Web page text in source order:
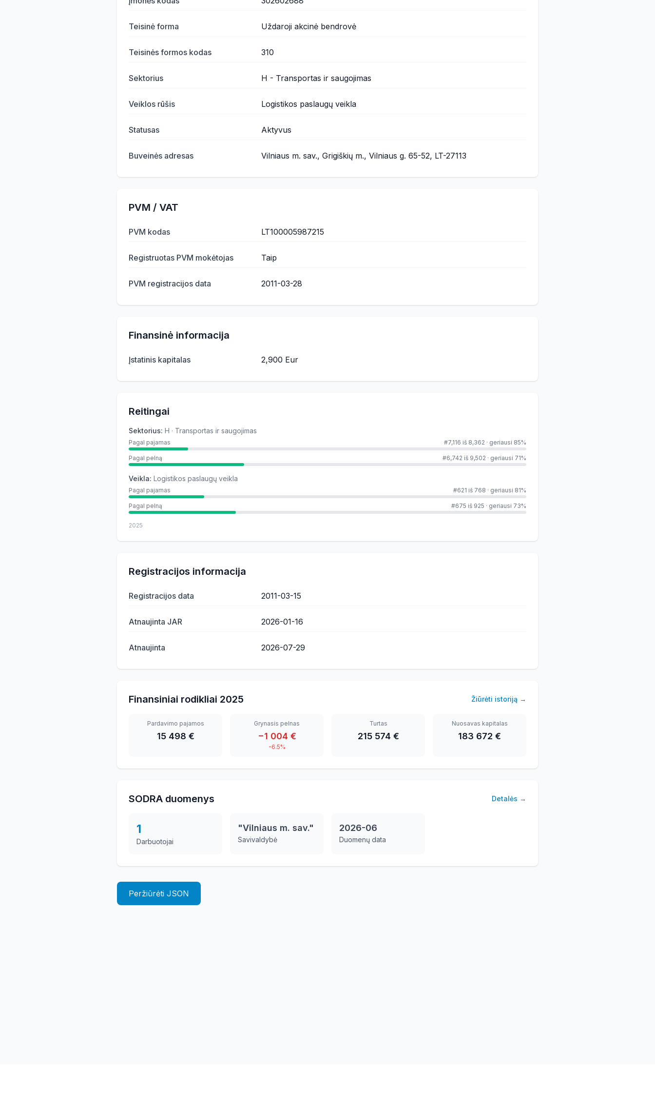
Teisinė forma Uždaroji akcinė bendrovė
Teisinės formos kodas 310
Sektorius H - Transportas ir saugojimas
Veiklos rūšis Logistikos paslaugų veikla
Statusas Aktyvus
Buveinės adresas Vilniaus m. sav., Grigiškių m., Vilniaus g. 65-52, LT-27113
PVM / VAT
PVM kodas LT100005987215
Registruotas PVM mokėtojas Taip
PVM registracijos data 2011-03-28
Finansinė informacija
Įstatinis kapitalas 2,900 Eur
Reitingai
Sektorius: H · Transportas ir saugojimas
Pagal pajamas #7,116 iš 8,362 · geriausi 85%
Pagal pelną #6,742 iš 9,502 · geriausi 71%
Veikla: Logistikos paslaugų veikla
Pagal pajamas #621 iš 768 · geriausi 81%
Pagal pelną #675 iš 925 · geriausi 73%
2025
Registracijos informacija
Registracijos data 2011-03-15
Atnaujinta JAR 2026-01-16
Atnaujinta 2026-07-29
Finansiniai rodikliai 2025 Žiūrėti istoriją →
Pardavimo pajamos
15 498 €
Grynasis pelnas
−1 004 €
-6.5%
Turtas
215 574 €
Nuosavas kapitalas
183 672 €
SODRA duomenys Detalės →
1
Darbuotojai
"Vilniaus m. sav."
Savivaldybė
2026-06
Duomenų data
Peržiūrėti JSON